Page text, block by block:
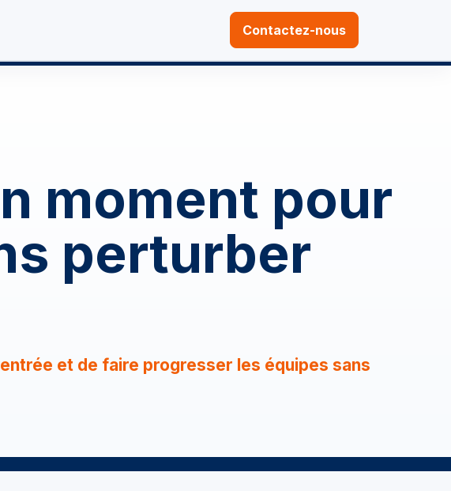
Contactez-nous
moment pour
perturber
et de faire progresser les équipes sans